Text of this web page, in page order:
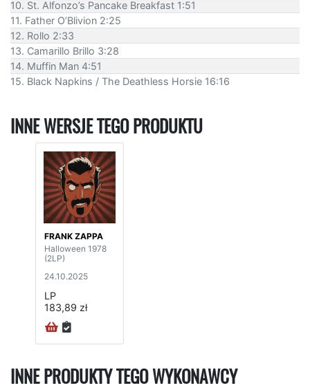
10. St. Alfonzo’s Pancake Breakfast 1:51
11. Father O’Blivion 2:25
12. Rollo 2:33
13. Camarillo Brillo 3:28
14. Muffin Man 4:51
15. Black Napkins / The Deathless Horsie 16:16
INNE WERSJE TEGO PRODUKTU
FRANK ZAPPA
Halloween 1978
(2LP)
24.10.2025
LP
183,89 zł
INNE PRODUKTY TEGO WYKONAWCY